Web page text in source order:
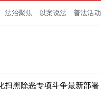
法治聚焦 以案说法 普法活动
扫黑除恶专项斗争最新部署